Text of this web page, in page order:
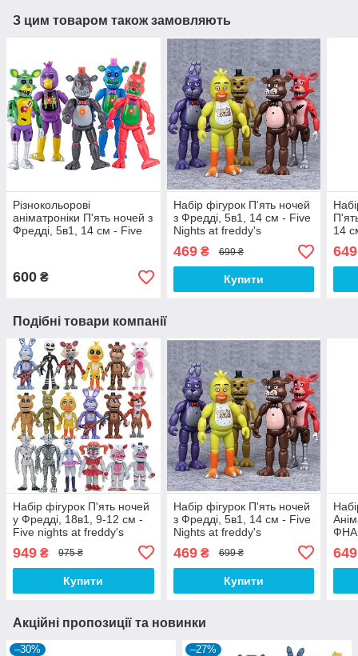
З цим товаром також замовляють
Різнокольорові
аніматроніки П'ять ночей з
Фредді, 5в1, 14 см - Five
600 ₴
Набір фігурок П'ять ночей
з Фредді, 5в1, 14 см - Five
Nights at freddy's
469₴ 699 ₴
Купити
14
649
Подібні товари компанії
Набір фігурок П'ять ночей
у Фредді, 18в1, 9-12 см -
Five nights at freddy's
949 ₴ 975 ₴
Купити
Набір фігурок П'ять ночей
з Фредді, 5в1, 14 см - Five
Nights at freddy's
469₴ 699 ₴
Купити
649
Акційні пропозиції та новинки
–30% –27%